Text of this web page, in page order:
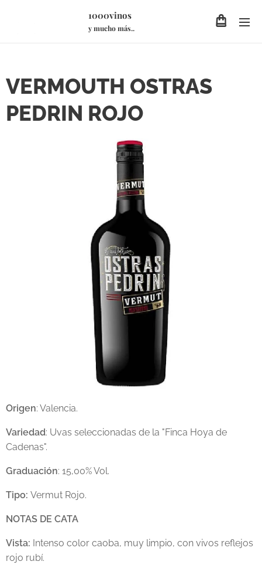
1000vinos
y mucho más..
VERMOUTH OSTRAS
PEDRIN ROJO
Origen: Valencia.
Variedad: Uvas seleccionadas de la "Finca Hoya de
Cadenas".
Graduación: 15,00% Vol.
Tipo: Vermut Rojo.
NOTAS DE CATA
Vista: Intenso color caoba, muy limpio, con vivos reflejos
rojo rubí.